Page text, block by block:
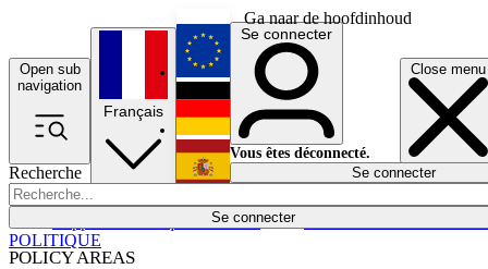
Ga naar de hoofdinhoud
Open sub
navigation
Close menu
Recherche
Se connecter
POLICY AREAS
Économie
Français
English
Deutsch
Español
Se connecter
Vous êtes déconnecté.
Se connecter
POLITIQUE